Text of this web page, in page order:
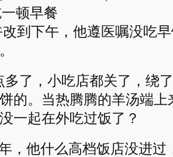
顿早餐
到下午，他遵医嘱没吃
了，小吃店都关了，绕
的。当热腾腾的羊汤端
一起在外吃过饭了？
，他什么高档饭店没进过